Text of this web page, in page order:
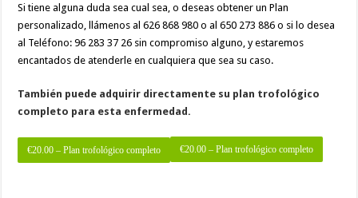
Si tiene alguna duda sea cual sea, o deseas obtener un Plan
personalizado, llámenos al 626 868 980 o al 650 273 886 o si lo desea
al Teléfono: 96 283 37 26 sin compromiso alguno, y estaremos
encantados de atenderle en cualquiera que sea su caso.
También puede adquirir directamente su plan trofológico
completo para esta enfermedad.
€20.00 – Plan trofológico completo